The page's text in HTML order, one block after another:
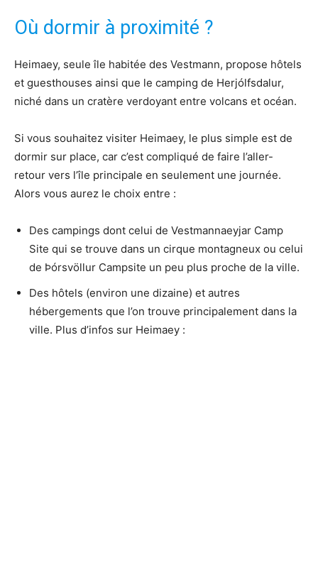
Où dormir à proximité ?
Heimaey, seule île habitée des Vestmann, propose hôtels
et guesthouses ainsi que le camping de Herjólfsdalur,
niché dans un cratère verdoyant entre volcans et océan.
Si vous souhaitez visiter Heimaey, le plus simple est de
dormir sur place, car c’est compliqué de faire l’aller-
retour vers l’île principale en seulement une journée.
Alors vous aurez le choix entre :
Des campings dont celui de Vestmannaeyjar Camp
Site qui se trouve dans un cirque montagneux ou celui
de Þórsvöllur Campsite un peu plus proche de la ville.
Des hôtels (environ une dizaine) et autres
hébergements que l’on trouve principalement dans la
ville. Plus d’infos sur Heimaey :